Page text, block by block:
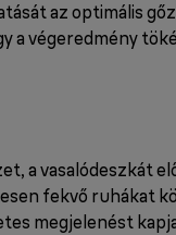
az optimális
a végeredmény
a vasalódeszkát
fekvő ruhákat
megjelenést